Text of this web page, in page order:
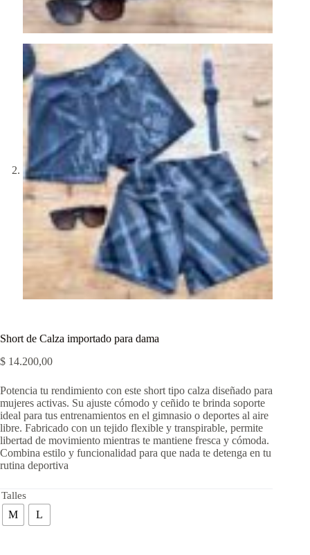
Short de Calza importado para dama
$ 14.200,00
Potencia tu rendimiento con este short tipo calza diseñado para
mujeres activas. Su ajuste cómodo y ceñido te brinda soporte
ideal para tus entrenamientos en el gimnasio o deportes al aire
libre. Fabricado con un tejido flexible y transpirable, permite
libertad de movimiento mientras te mantiene fresca y cómoda.
Combina estilo y funcionalidad para que nada te detenga en tu
rutina deportiva
Talles
M L